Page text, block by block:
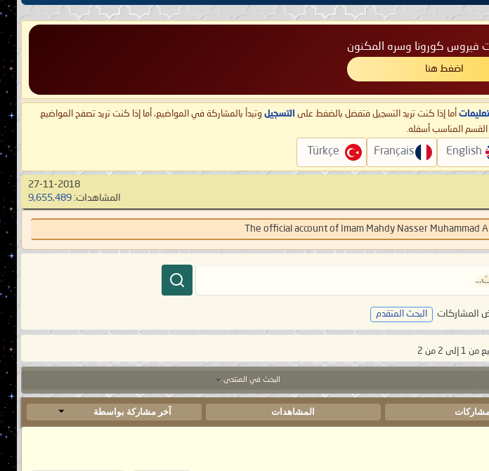
فيروس كورونا وسره المكنون
اضغط هنا
أما إذا كنت تريد التسجيل فتفضل بالضغط على التسجيل وتبدأ بالمشاركة في المواضيع، أما إذا كنت تريد تصفح المواضيع
القسم المناسب أسفله.
English
Français
Türkçe
27-11-2018
المشاهدات: 9,655,489
The official account of Imam Mahdy Nasser Muhammad
المشاركات البحث المتقدم
2 من 2
البحث في المنتدى
المشاهدات آخر مشاركة بواسطة